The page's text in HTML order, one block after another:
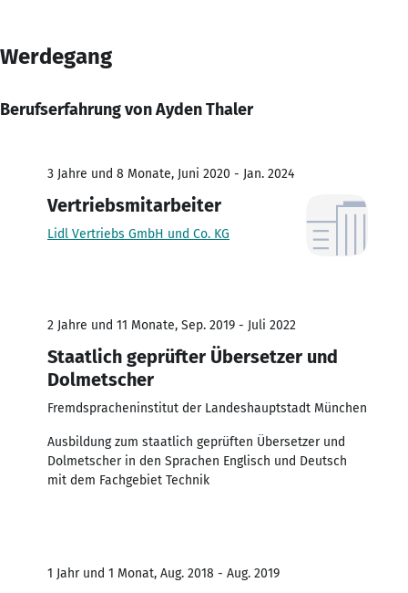
Werdegang
Berufserfahrung von Ayden Thaler
3 Jahre und 8 Monate, Juni 2020 - Jan. 2024
Vertriebsmitarbeiter
Lidl Vertriebs GmbH und Co. KG
2 Jahre und 11 Monate, Sep. 2019 - Juli 2022
Staatlich geprüfter Übersetzer und
Dolmetscher
Fremdspracheninstitut der Landeshauptstadt München
Ausbildung zum staatlich geprüften Übersetzer und
Dolmetscher in den Sprachen Englisch und Deutsch
mit dem Fachgebiet Technik
1 Jahr und 1 Monat, Aug. 2018 - Aug. 2019